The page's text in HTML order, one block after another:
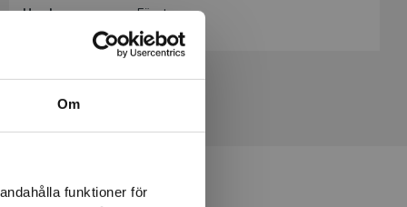
Om
funktioner för
Upplaga:
Första